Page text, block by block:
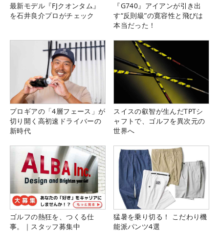
最新モデル『FJクオンタム』
を石井良介プロがチェック
『G740』アイアンが引き出
す“反則級”の寛容性と飛びは
本当だった！
プロギアの「4層フェース」が
切り開く高初速ドライバーの
新時代
スイスの叡智が生んだTPTシ
ャフトで、ゴルフを異次元の
世界へ
ゴルフの熱狂を、つくる仕
事。｜スタッフ募集中
猛暑を乗り切る！ こだわり機
能派パンツ4選